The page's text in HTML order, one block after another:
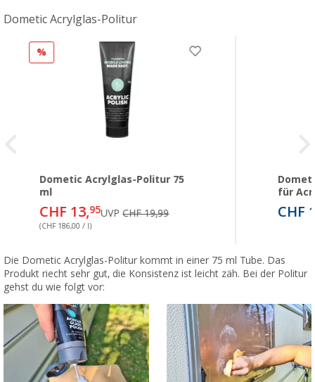
Dometic Acrylglas-Politur
%
Dometic Acrylglas-Politur 75
ml
CHF 13,95UVPCHF 19,99
(CHF 186,00 / l)
für
CHF
Die Dometic Acrylglas-Politur kommt in einer 75 ml Tube. Das
Produkt riecht sehr gut, die Konsistenz ist leicht zäh. Bei der Politur
gehst du wie folgt vor: